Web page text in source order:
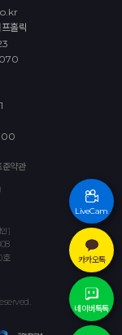
홀릭
준약관
]
호
LiveCam
카카오톡
네이버톡톡